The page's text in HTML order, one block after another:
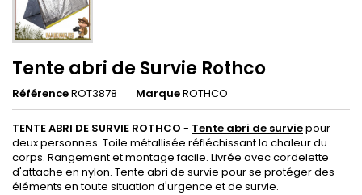
Tente abri de Survie Rothco
RéférenceROT3878 MarqueROTHCO
TENTE ABRI DE SURVIE ROTHCO - Tente abri de surviepour
deux personnes. Toile métallisée réfléchissant la chaleur du
corps. Rangement et montage facile. Livrée avec cordelette
d'attache en nylon. Tente abri de survie pour se protéger des
éléments en toute situation d'urgence et de survie.